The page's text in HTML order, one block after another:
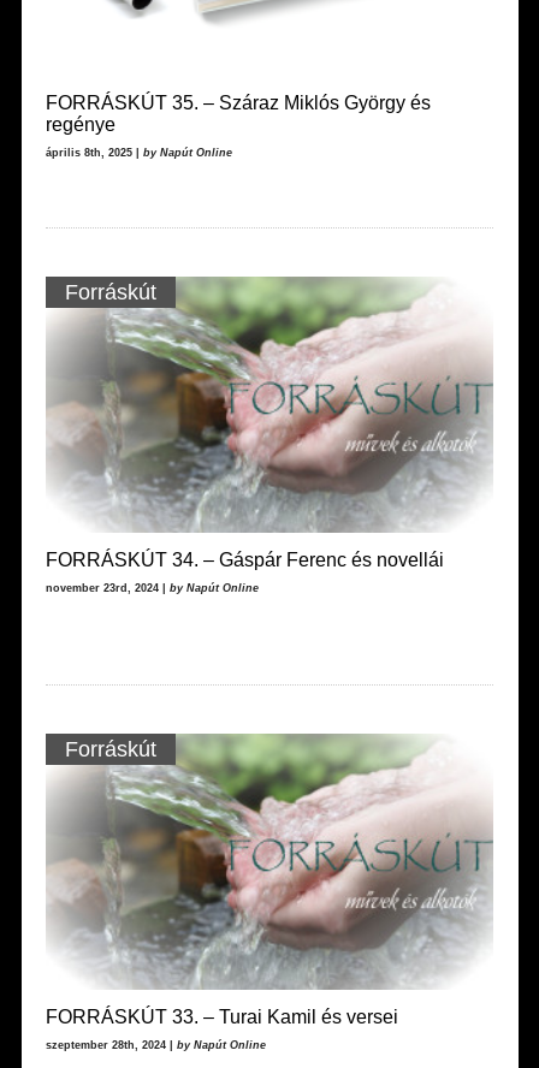
FORRÁSKÚT 35. – Száraz Miklós György és
regénye
április 8th, 2025 | by Napút Online
Forráskút
FORRÁSKÚT 34. – Gáspár Ferenc és novellái
november 23rd, 2024 | by Napút Online
Forráskút
FORRÁSKÚT 33. – Turai Kamil és versei
szeptember 28th, 2024 | by Napút Online